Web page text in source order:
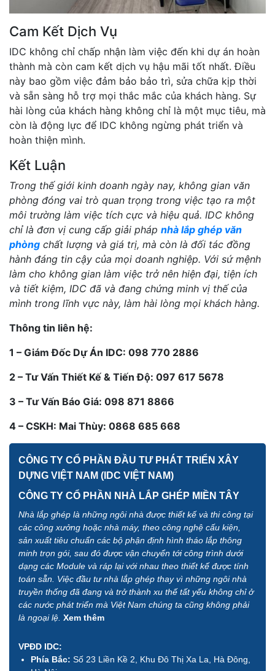
Cam Kết Dịch Vụ
IDC không chỉ chấp nhận làm việc đến khi dự án hoàn
thành mà còn cam kết dịch vụ hậu mãi tốt nhất. Điều
này bao gồm việc đảm bảo bảo trì, sửa chữa kịp thời
và sẵn sàng hỗ trợ mọi thắc mắc của khách hàng. Sự
hài lòng của khách hàng không chỉ là một mục tiêu, mà
còn là động lực để IDC không ngừng phát triển và
hoàn thiện mình.
Kết Luận
Trong thế giới kinh doanh ngày nay, không gian văn
phòng đóng vai trò quan trọng trong việc tạo ra một
môi trường làm việc tích cực và hiệu quả. IDC không
chỉ là đơn vị cung cấp giải pháp nhà lắp ghép văn
phòng chất lượng và giá trị, mà còn là đối tác đồng
hành đáng tin cậy của mọi doanh nghiệp. Với sứ mệnh
làm cho không gian làm việc trở nên hiện đại, tiện ích
và tiết kiệm, IDC đã và đang chứng minh vị thế của
mình trong lĩnh vực này, làm hài lòng mọi khách hàng.
Thông tin liên hệ:
1 – Giám Đốc Dự Án IDC: 098 770 2886
2 – Tư Vấn Thiết Kế & Tiến Độ: 097 617 5678
3 – Tư Vấn Báo Giá: 098 871 8866
4 – CSKH: Mai Thùy: 0868 685 668
CÔNG TY CỔ PHẦN ĐẦU TƯ PHÁT TRIỂN XÂY
DỰNG VIỆT NAM (IDC VIỆT NAM)
CÔNG TY CỔ PHẦN NHÀ LẮP GHÉP MIỀN TÂY
Nhà lắp ghép là những ngôi nhà được thiết kế và thi công tại
các công xưởng hoặc nhà máy, theo công nghệ cấu kiện,
sản xuất tiêu chuẩn các bộ phận định hình tháo lắp thông
minh trọn gói, sau đó được vận chuyển tới công trình dưới
dạng các Module và ráp lại với nhau theo thiết kế được tính
toán sẵn. Việc đầu tư nhà lắp ghép thay vì những ngôi nhà
truyền thống đã đang và trở thành xu thế tất yếu không chỉ ở
các nước phát triển mà Việt Nam chúng ta cũng không phải
là ngoại lệ. Xem thêm
VPĐD IDC:
Phía Bắc: Số 23 Liền Kề 2, Khu Đô Thị Xa La, Hà Đông,